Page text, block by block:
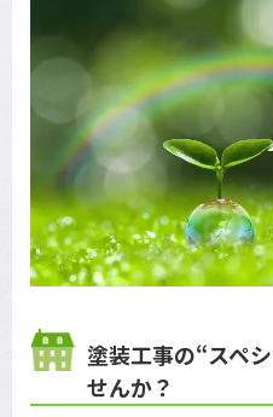
塗装工事の“スペ
せんか？